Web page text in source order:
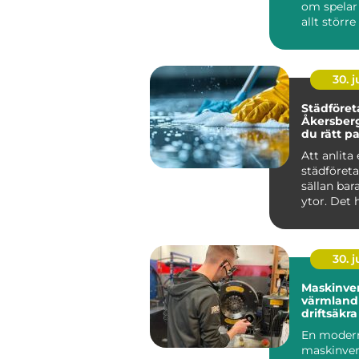
om
allt större
30.
Åkersberga så
du rätt
Att anlita
sällan
ytor. Det
ko...
30.
värmland så får du
En